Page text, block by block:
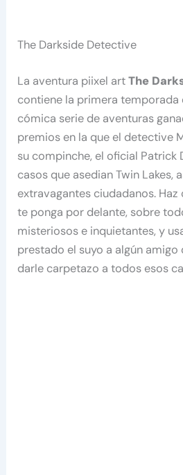
The Darkside Detective
La aventura piixel artThe
contiene la primera temporada
cómica serie de aventuras
premios en la que el detective
su compinche, el oficial Patrick
casos que asedian Twin Lakes,
extravagantes ciudadanos.
te ponga por delante, sobre
misteriosos e inquietantes, y
prestado el suyo a algún amigo
darle carpetazo a todos esos